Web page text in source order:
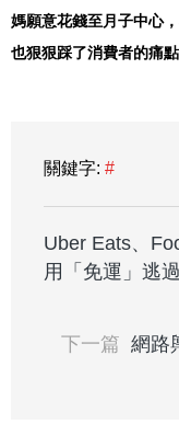
媽願意花錢至月子中心
也狠狠踩了消費者的痛
關鍵字: #
Uber Eats、
用「免運」逃
下一篇 網路